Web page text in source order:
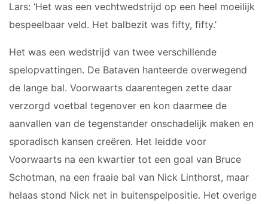
JO19-1
MO20-1
PUPILLEN
JO8-1
JO8-2
JO8-3
JO8-4JM
JO8-5JM
JO9-1
Lars: ‘Het was een vechtwedstrijd op een heel moeilijk
bespeelbaar veld. Het balbezit was fifty, fifty.’
Het was een wedstrijd van twee verschillende
spelopvattingen. De Bataven hanteerde overwegend
de lange bal. Voorwaarts daarentegen zette daar
verzorgd voetbal tegenover en kon daarmee de
aanvallen van de tegenstander onschadelijk maken en
sporadisch kansen creëren. Het leidde voor
Voorwaarts na een kwartier tot een goal van Bruce
Schotman, na een fraaie bal van Nick Linthorst, maar
helaas stond Nick net in buitenspelpositie. Het overige